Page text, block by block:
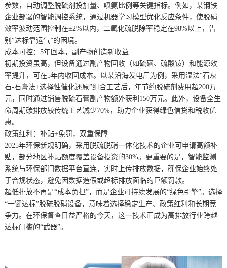
参数，自动调整脱硫剂投加量、喷氨比例等关键指标。例如，某钢铁
企业部署的智能调控系统，通过机器学习模型优化反应条件，使脱硝
效率波动范围控制在±2%以内，二氧化硫脱除率稳定在98%以上，告
别“达标靠运气”的困境。
成本可控：5年回本，副产物创造新收益
初期投资虽高，但设备通过副产物回收（如硫磺、硫酸铵）和能源效
率提升，可在5年内收回成本。以某沿海发电厂为例，采用湿法“石灰
石-石膏法+选择性催化还原”组合工艺后，年节约脱硫剂费用超200万
元，同时通过销售脱硫石膏副产物额外获利150万元。此外，设备全生
命周期碳排放较传统工艺减少70%，助力企业获得绿色信贷和税收优
惠。
政策红利：补贴+免罚，双重保障
2025年环保新规明确，采用脱硫脱硝一体化技术的企业可申请高额补
贴，部分地区补贴额度覆盖设备投资的30%。更重要的是，智能监测
系统与环保部门数据平台直连，实时上传排放数据，确保企业始终处
于合规状态，避免因数据造假或超标排放面临的巨额罚款。
超低排放不再是“成本负担”，而是企业可持续发展的“绿色引擎”。选择
“一键达标”脱硫脱硝设备，意味着选择稳定生产、政策红利和长期竞
争力。在环保督查日益严格的今天，这一技术正成为高排放行业跨越
达标门槛的“武器”。